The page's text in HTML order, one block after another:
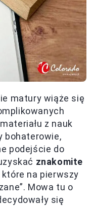
matury wiąże się
z nauk
bohaterowie,
podejście do
znakomite
na pierwszy
Mowa tu o
się